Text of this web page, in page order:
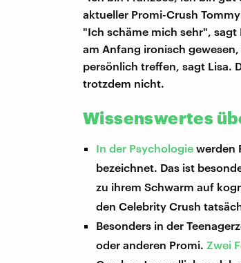
aktueller Promi-Crush
"Ich schäme mich sehr", sagt
am Anfang ironisch
persönlich treffen, sagt Lisa.
trotzdem nicht.
Wissenswertes
In der Psychologie werden
bezeichnet. Das ist
zu ihrem Schwarm auf
den Celebrity Crush
Besonders in der
oder anderen Promi. Zwei